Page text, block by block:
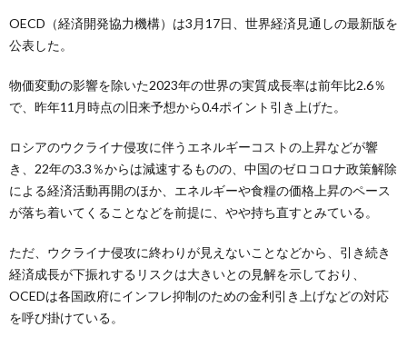
OECD（経済開発協力機構）は3月17日、世界経済見通しの最新版を
公表した。
物価変動の影響を除いた2023年の世界の実質成長率は前年比2.6％
で、昨年11月時点の旧来予想から0.4ポイント引き上げた。
ロシアのウクライナ侵攻に伴うエネルギーコストの上昇などが響
き、22年の3.3％からは減速するものの、中国のゼロコロナ政策解除
による経済活動再開のほか、エネルギーや食糧の価格上昇のペース
が落ち着いてくることなどを前提に、やや持ち直すとみている。
ただ、ウクライナ侵攻に終わりが見えないことなどから、引き続き
経済成長が下振れするリスクは大きいとの見解を示しており、
OCEDは各国政府にインフレ抑制のための金利引き上げなどの対応
を呼び掛けている。